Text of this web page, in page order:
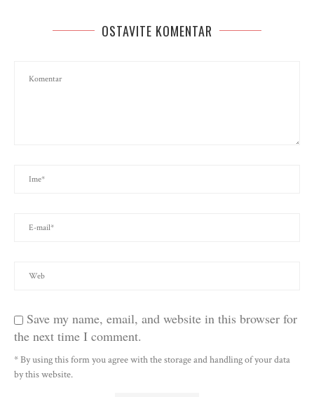
OSTAVITE KOMENTAR
Save my name, email, and website in this browser for
the next time I comment.
* By using this form you agree with the storage and handling of your data
by this website.